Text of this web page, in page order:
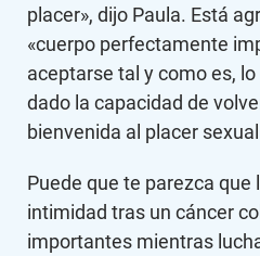
placer», dijo Paula. Está
«cuerpo perfectamente
aceptarse tal y como es,
dado la capacidad de
bienvenida al placer
Puede que te parezca que
intimidad tras un cáncer
importantes mientras